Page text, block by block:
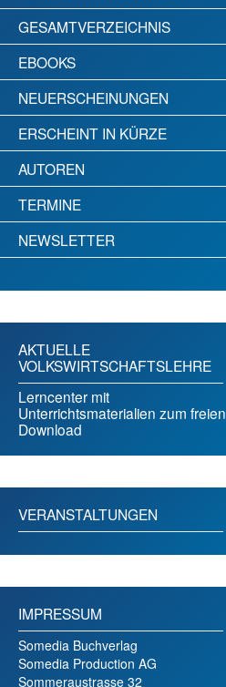
GESAMTVERZEICHNIS
EBOOKS
NEUERSCHEINUNGEN
ERSCHEINT IN KÜRZE
AUTOREN
TERMINE
NEWSLETTER
AKTUELLE
VOLKSWIRTSCHAFTSLEHRE
Lerncenter mit
Unterrichtsmaterialien zum freien
Download
VERANSTALTUNGEN
IMPRESSUM
Somedia Buchverlag
Somedia Production AG
Sommeraustrasse 32